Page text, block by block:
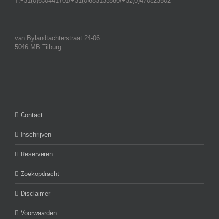
van Bylandtachterstraat 24-06
5046 MB Tilburg
Contact
Inschrijven
Reserveren
Zoekopdracht
Disclaimer
Voorwaarden